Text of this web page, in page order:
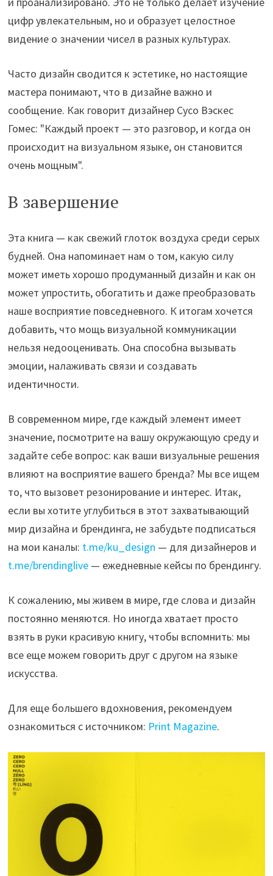
цифр увлекательным, но и образует целостное
видение о значении чисел в разных культурах.
Часто дизайн сводится к эстетике, но настоящие
мастера понимают, что в дизайне важно и
сообщение. Как говорит дизайнер Сусо Вэскес
Гомес: "Каждый проект — это разговор, и когда он
происходит на визуальном языке, он становится
очень мощным".
В завершение
Эта книга — как свежий глоток воздуха среди серых
будней. Она напоминает нам о том, какую силу
может иметь хорошо продуманный дизайн и как он
может упростить, обогатить и даже преобразовать
наше восприятие повседневного. К итогам хочется
добавить, что мощь визуальной коммуникации
нельзя недооценивать. Она способна вызывать
эмоции, налаживать связи и создавать
идентичности.
В современном мире, где каждый элемент имеет
значение, посмотрите на вашу окружающую среду и
задайте себе вопрос: как ваши визуальные решения
влияют на восприятие вашего бренда? Мы все ищем
то, что вызовет резонирование и интерес. Итак,
если вы хотите углубиться в этот захватывающий
мир дизайна и брендинга, не забудьте подписаться
на мои каналы: t.me/ku_design — для дизайнеров и
t.me/brendinglive — ежедневные кейсы по брендингу.
К сожалению, мы живем в мире, где слова и дизайн
постоянно меняются. Но иногда хватает просто
взять в руки красивую книгу, чтобы вспомнить: мы
все еще можем говорить друг с другом на языке
искусства.
Для еще большего вдохновения, рекомендуем
ознакомиться с источником: Print Magazine.